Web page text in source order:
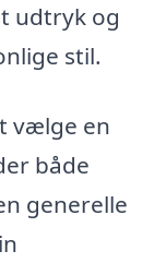
udtryk og
stil.
vælge en
både
generelle